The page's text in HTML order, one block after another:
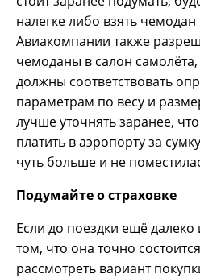
налегке либо взять
Авиакомпании также
чемоданы в салон
должны соответствовать
параметрам по весу и
лучше уточнять заранее,
платить в аэропорту за
чуть больше и не
Подумайте о страховке
Если до поездки ещё далеко
том, что она точно
рассмотреть вариант